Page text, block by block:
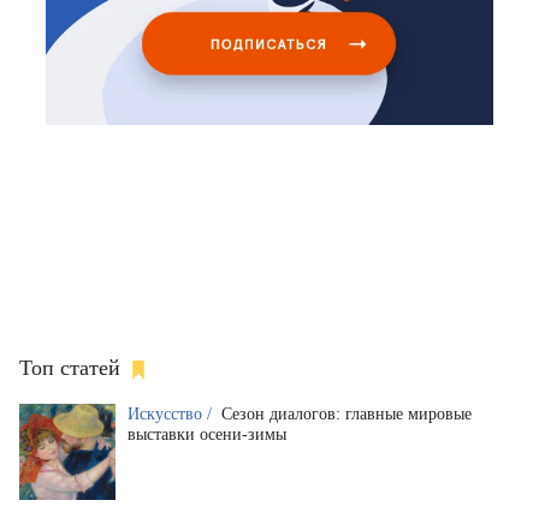
Топ статей
Искусство / Сезон диалогов: главные мировые
выставки осени-зимы